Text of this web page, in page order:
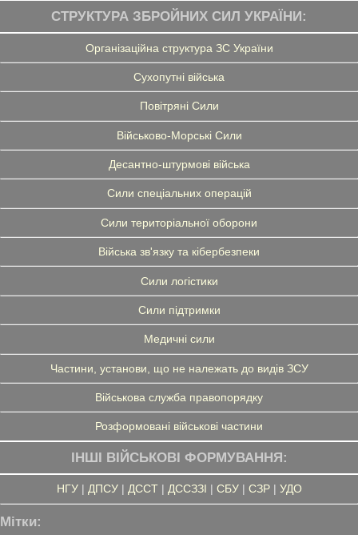
СТРУКТУРА ЗБРОЙНИХ СИЛ УКРАЇНИ:
Організаційна структура ЗС України
Сухопутні війська
Повітряні Сили
Військово-Морські Сили
Десантно-штурмові війська
Сили спеціальних операцій
Сили територіальної оборони
Війська зв'язку та кібербезпеки
Сили логістики
Сили підтримки
Медичні сили
Частини, установи, що не належать до видів ЗСУ
Військова служба правопорядку
Розформовані військові частини
ІНШІ ВІЙСЬКОВІ ФОРМУВАННЯ:
НГУ| ДПСУ| ДССТ| ДССЗЗІ | СБУ| СЗР| УДО
Мітки: